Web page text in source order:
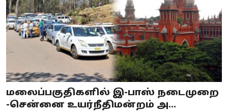
Crime
Tamilnadu
National
World
Astrology
மலைப்பகுதிகளில் இ-பாஸ் நடைமுறை
-சென்னை உயர்நீதிமன்றம் அ...